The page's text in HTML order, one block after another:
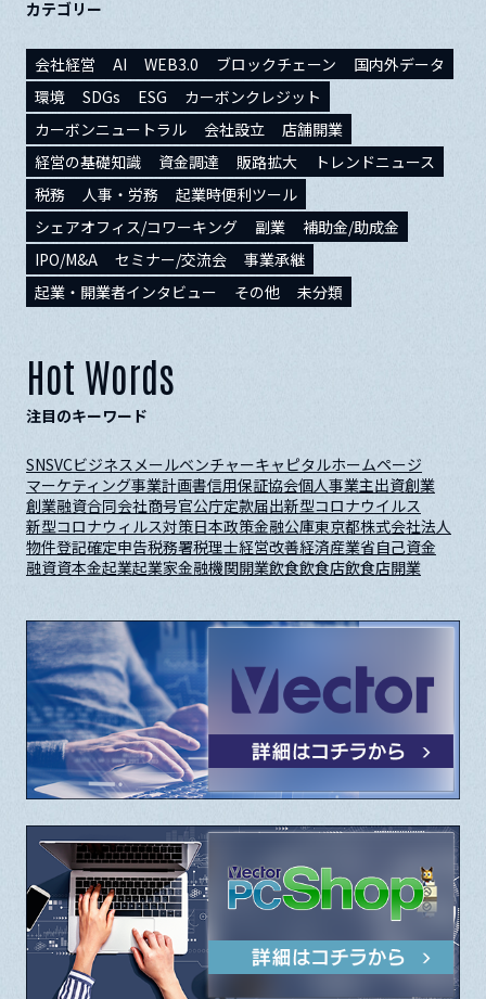
カテゴリー
会社経営 AI WEB3.0 ブロックチェーン
国内外データ
環境
SDGs ESG
カーボンクレジット
カーボンニュートラル
会社設立
店舗開業
経営の基礎知識
資金調達 販路拡大
トレンドニュース
税務
人事・労務
起業時便利ツール
シェアオフィス/コワーキング
副業
補助金/助成金
IPO/M&A
セミナー/交流会
事業承継
起業・開業者インタビュー
その他 未分類
Hot Words
注目のキーワード
SNSVCビジネスメールベンチャーキャピタルホームページ
マーケティング事業計画書信用保証協会個人事業主出資創業
創業融資合同会社商号官公庁定款届出新型コロナウイルス
新型コロナウィルス対策日本政策金融公庫東京都株式会社法人
物件登記確定申告税務署税理士経営改善経済産業省自己資金
融資資本金起業起業家金融機関開業飲食飲食店飲食店開業